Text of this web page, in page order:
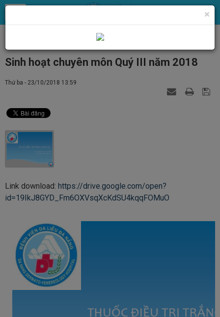
Nghiên cứu khoa học
Sinh hoạt chuyên môn Quý III năm 2018
Thứ ba - 23/10/2018 13:59
Link download: https://drive.google.com/open?
id=19IkJ8GYD_Fm6OXVsqXcKdSU4kqqFOMuO
×